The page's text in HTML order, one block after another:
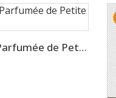
Ligne de Production d'Eau Parfumée de Petite Capacité